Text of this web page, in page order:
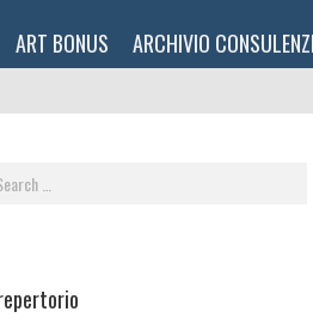
ART BONUS ARCHIVIO